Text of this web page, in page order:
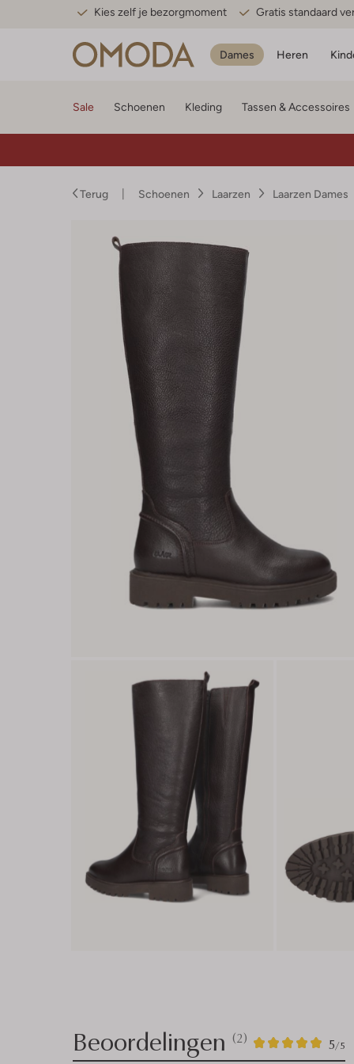
Kies zelf je bezorgmoment Gratis standaard
Dames Heren
Sale Schoenen Kleding Tassen & Accessoires
Terug Schoenen Laarzen Laarzen Dames
Beoordelingen (2) 5/5
2
5